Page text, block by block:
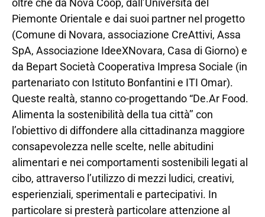
oltre che da Nova Coop, dall’Università del
Piemonte Orientale e dai suoi partner nel progetto
(Comune di Novara, associazione CreAttivi, Assa
SpA, Associazione IdeeXNovara, Casa di Giorno) e
da Bepart Società Cooperativa Impresa Sociale (in
partenariato con Istituto Bonfantini e ITI Omar).
Queste realtà, stanno co-progettando “De.Ar Food.
Alimenta la sostenibilità della tua città’’ con
l’obiettivo di diffondere alla cittadinanza maggiore
consapevolezza nelle scelte, nelle abitudini
alimentari e nei comportamenti sostenibili legati al
cibo, attraverso l’utilizzo di mezzi ludici, creativi,
esperienziali, sperimentali e partecipativi. In
particolare si presterà particolare attenzione al